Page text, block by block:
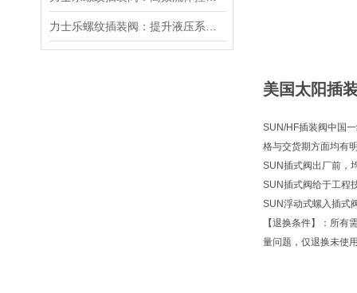
美国太阳插
SUN/HF插装阀中国
格与交货期方面均有
SUN插式阀出厂前，
SUN插式阀给于工程
SUN浮动式螺入插
【退换条件】：所
量问题，仅退换未使